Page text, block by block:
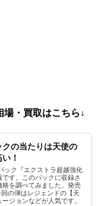
場・買取はこちら↓
の当たりは天使の
！
ック『エクストラ超越強化
す。このパックに収録さ
を調べてみました。発売
の弾はレジェンドの【天
ジョンなどが人気です。